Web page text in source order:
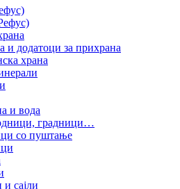
и додатоци за прихрана
храна
и вода
градници…
со пуштање
сајли